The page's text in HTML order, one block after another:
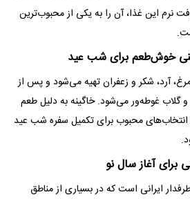
نرم این غذا، آن را به یکی از محبوب‌ترین
آرد، شکر و زعفران تهیه می‌شود و پس از
گلاب غوطه‌ور می‌شود. خاگینه به دلیل طعم
محبوب برای تکمیل سفره شب عید
ایرانی است که در بسیاری از مناطق